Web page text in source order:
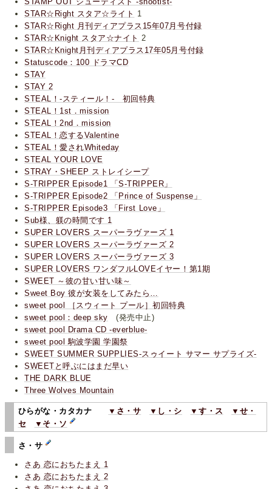
STAR☆Right スタア☆ライト 1
STAR☆Right 月刊ディアプラス15年07月号付録
STAR☆Knight スタア☆ナイト 2
STAR☆Knight月刊ディアプラス17年05月号付録
Statuscode：100 ドラマCD
STAY
STAY 2
STEAL！-スティール！- 初回特典
STEAL！1st．mission
STEAL！2nd．mission
STEAL！恋するValentine
STEAL！愛されWhiteday
STEAL YOUR LOVE
STRAY・SHEEP ストレイシープ
S-TRIPPER Episode1 「S-TRIPPER」
S-TRIPPER Episode2 「Prince of Suspense」
S-TRIPPER Episode3 「First Love」
Sub様、躾の時間です 1
SUPER LOVERS スーパーラヴァーズ 1
SUPER LOVERS スーパーラヴァーズ 2
SUPER LOVERS スーパーラヴァーズ 3
SUPER LOVERS ワンダフルLOVEイヤー！第1期
SWEET ～彼の甘い甘い味～
Sweet Boy 彼が女装をしてみたら…
sweet pool ［スウィート プール］初回特典
sweet pool：deep sky (発売中止)
sweet pool Drama CD -everblue-
sweet pool 駒波学園 学園祭
SWEET SUMMER SUPPLIES-スゥイート サマー サプライズ-
SWEETと呼ぶにはまだ早い
THE DARK BLUE
Three Wolves Mountain
ひらがな・カタカナ ▼さ・サ ▼し・シ ▼す・ス
▼せ・
セ
▼そ・ソ
さ・サ
さあ 恋におちたまえ 1
さあ 恋におちたまえ 2